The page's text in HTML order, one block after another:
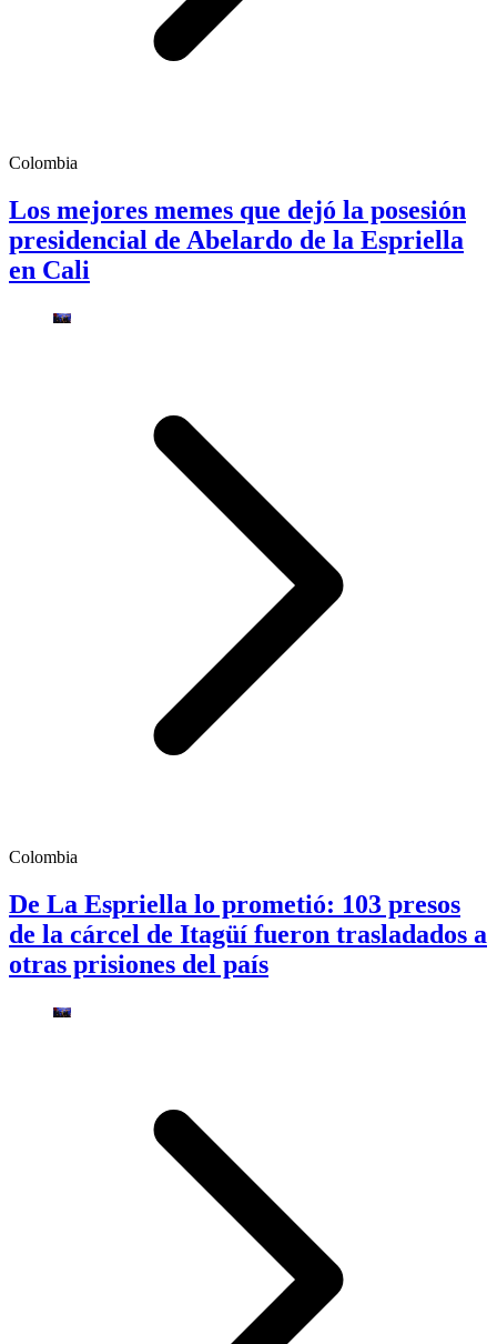
Colombia
Los mejores memes que dejó la posesión
presidencial de Abelardo de la Espriella
en Cali
Colombia
De La Espriella lo prometió: 103 presos
de la cárcel de Itagüí fueron trasladados a
otras prisiones del país